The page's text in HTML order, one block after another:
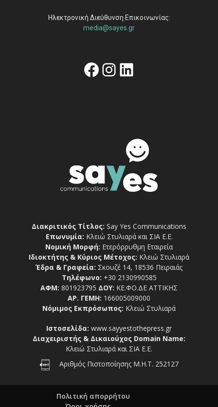
Ηλεκτρονική Διεύθυνση Επικοινωνίας:
media@sayes.gr
Facebook
Instagram
Linkedin
Διακριτικός Τίτλος: Say Yes Communications
Επωνυμία: Κλειώ Στυλιαρά και ΣΙΑ Ε.Ε.
Νομική Μορφή: Ετερόρρυθμη Εταιρεία
Ιδιοκτήτης & Κύριος Μέτοχος: Κλειώ Στυλιαρά
Έδρα & Γραφεία: Σκουζέ 14, 18536 Πειραιάς
Τηλέφωνο: +30 2130990585
ΑΦΜ: 801923795 ΔΟΥ: ΚΕ.ΦΟ.ΔΕ ΑΤΤΙΚΗΣ
ΑΡ. ΓΕΜΗ: 166005009000
Νόμιμος Εκπρόσωπος: Κλειώ Στυλιαρά
Ιστοσελίδα: www.sayyestothepress.gr
Διαχειριστής & Δικαιούχος Domain Name:
Κλειώ Στυλιαρά και ΣΙΑ Ε.Ε.
Αριθμός Πιστοποίησης Μ.Η.Τ. 252127
Πολιτική απορρήτου